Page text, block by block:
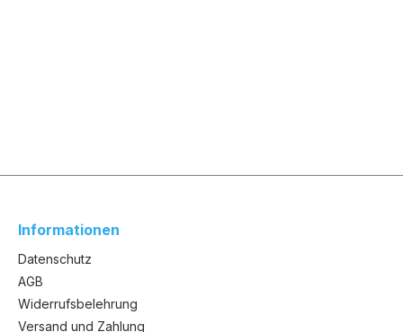
Informationen
Datenschutz
AGB
Widerrufsbelehrung
Versand und Zahlung